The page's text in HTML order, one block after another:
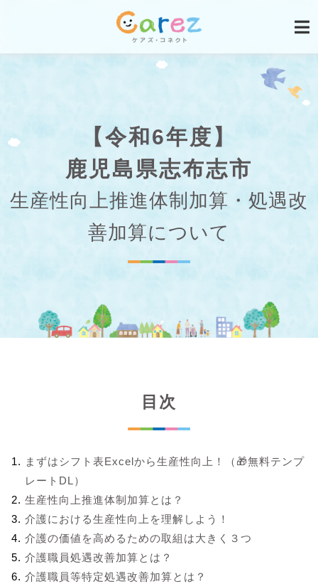
【令和6年度】
鹿児島県志布志市
生産性向上推進体制加算・処遇改
善加算について
目次
まずはシフト表Excelから生産性向上！（🎁無料テンプ
レートDL）
生産性向上推進体制加算とは？
介護における生産性向上を理解しよう！
介護の価値を高めるための取組は大きく３つ
介護職員処遇改善加算とは？
介護職員等特定処遇改善加算とは？